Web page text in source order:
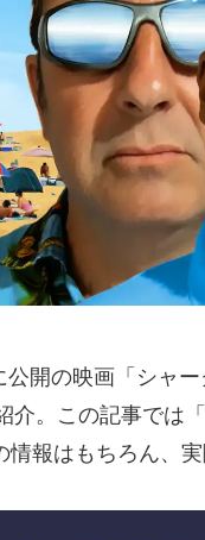
公開の映画「シャ
介。この記事では
情報はもちろん、